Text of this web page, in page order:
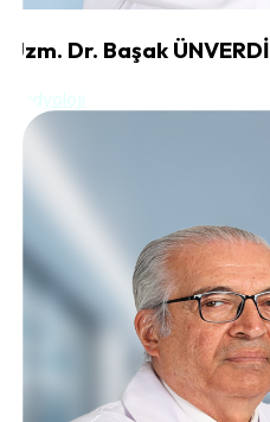
Uzm. Dr. Başak ÜNVERDİ
Radyoloji